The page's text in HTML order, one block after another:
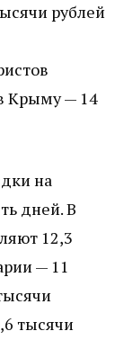
рублей
Крыму — 14
на
дней. В
12,3
— 11
тысячи